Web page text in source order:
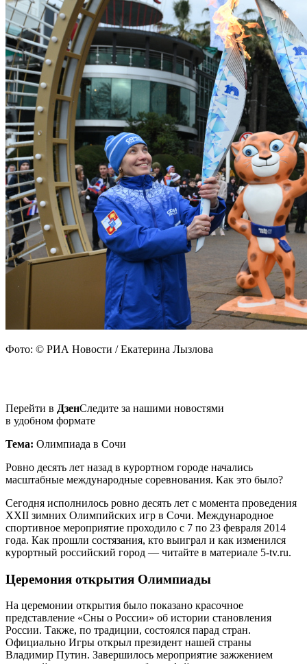
Фото: © РИА Новости / Екатерина Лызлова
Перейти в ДзенСледите за нашими новостями
в удобном формате
Тема: Олимпиада в Сочи
Ровно десять лет назад в курортном городе начались
масштабные международные соревнования. Как это было?
Сегодня исполнилось ровно десять лет с момента проведения
XXII зимних Олимпийских игр в Сочи. Международное
спортивное мероприятие проходило с 7 по 23 февраля 2014
года. Как прошли состязания, кто выиграл и как изменился
курортный российский город — читайте в материале 5-tv.ru.
Церемония открытия Олимпиады
На церемонии открытия было показано красочное
представление «Сны о России» об истории становления
России. Также, по традиции, состоялся парад стран.
Официально Игры открыл президент нашей страны
Владимир Путин. Завершилось мероприятие зажжением